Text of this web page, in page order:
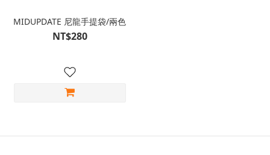
MIDUPDATE 尼龍手提袋/兩色
NT$280